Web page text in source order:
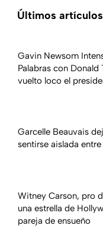
Últimos artículos
Gavin Newsom
Palabras con Donald
vuelto loco el
Garcelle Beauvais
sentirse aislada
Witney Carson, pro
una estrella de
pareja de ensueño